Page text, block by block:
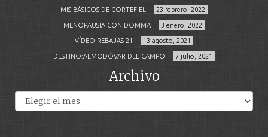
MIS BÁSICOS DE CORTEFIEL 23 febrero, 2022
MENOPAUSIA CON DOMMA 3 enero, 2022
VÍDEO REBAJAS 21 13 agosto, 2021
DESTINO:ALMODÓVAR DEL CAMPO 7 julio, 2021
Archivo